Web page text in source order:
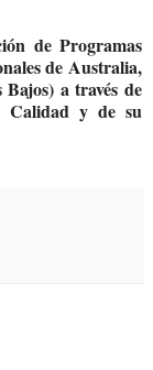
de Programas
de Australia,
a través de
Calidad y de su